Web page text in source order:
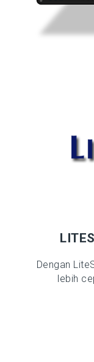
Dengan
lebih